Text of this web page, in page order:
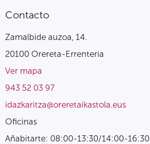
Contacto
Zamalbide auzoa, 14.
20100 Orereta-Errenteria
Ver mapa
943 52 03 97
idazkaritza@oreretaikastola.eus
Oficinas
Añabitarte: 08:00-13:30/14:00-16:30